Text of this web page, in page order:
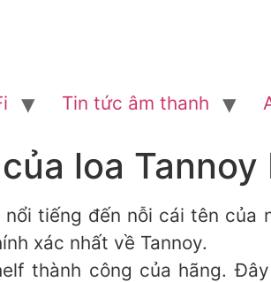
Tin tức âm thanh
loa Tannoy
tiếng đến nỗi cái tên của
xác nhất về Tannoy.
thành công của hãng.